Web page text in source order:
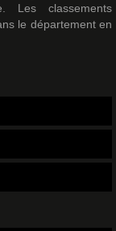
Les classements
le département en